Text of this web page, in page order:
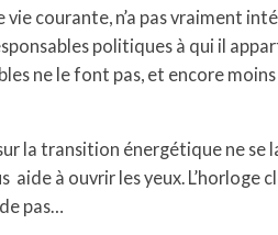
courante, n’a pas vraiment
politiques à qui il
ne le font pas, et encore
la transition énergétique ne se
aide à ouvrir les yeux. L’horloge
pas…